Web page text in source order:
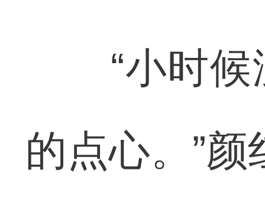
“小时候
的点心。”